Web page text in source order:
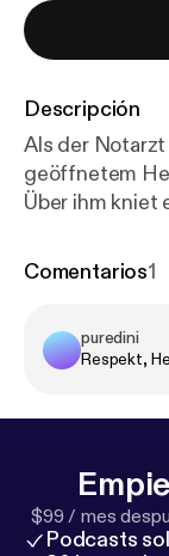
Descripción
Als der
geöffnetem
Über ihm kniet
Trotz der
Marcos Leiche …
Comentarios1
puredini
Respekt,
$99 / mes
Podcasts